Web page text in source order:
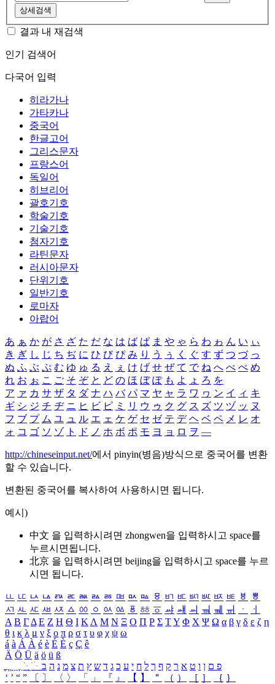
상세검색
결과 내 재검색
인기 검색어
다국어 입력
히라가나
가타카나
중국어
한글고어
그리스문자
프랑스어
독일어
히브리어
괄호기호
학술기호
기술기호
첨자기호
라틴문자
러시아문자
단위기호
일반기호
로마자
아랍어
あ ぁ か が さ ざ た だ な は ば ぱ ま や ゃ ら わ ゎ ん い ぃ
き ぎ し じ ち ぢ に ひ び ぴ み り う ぅ く ぐ す ず つ づ っ
ぬ ふ ぶ ぷ む ゆ ゅ る え ぇ け げ せ ぜ て で ね へ べ ぺ め
れ お ぉ こ ご そ ぞ と ど の ほ ぼ ぽ も よ ょ ろ を
ア ァ カ サ ザ タ ダ ナ ハ バ パ マ ヤ ャ ラ ワ ヮ ン イ ィ キ
ギ シ ジ チ ヂ ニ ヒ ビ ピ ミ リ ウ ゥ ク グ ス ズ ツ ヅ ッ ヌ
フ ブ プ ム ユ ュ ル エ ェ ケ ゲ セ ゼ テ デ ヘ ベ ペ メ レ オ
ォ コ ゴ ソ ゾ ト ド ノ ホ ボ ポ モ ヨ ョ ロ ヲ ―
http://chineseinput.net/에서 pinyin(병음)방식으로 중국어를 변환
할 수 있습니다.
변환된 중국어를 복사하여 사용하시면 됩니다.
예시)
中文 을 입력하시려면 zhongwen을 입력하시고 space를
누르시면됩니다.
北京 을 입력하시려면 beijing을 입력하시고 space를 누르
시면 됩니다.
ㅥ ㅦ ㅧ ㅨ ㅩ ㅪ ㅫ ㅬ ㅭ ㅮ ㅯ ㅰ ㅱ ㅲ ㅳ ㅴ ㅵ ㅶ ㅷ ㅸ
ㅹ
ㅺ ㅻ ㅼ ㅽ ㅾ ㅿ ㆀ ㆁ ㆂ ㆃ ㆄ ㆅ ㆆ ㆇ ㆈ ㆉ ㆊ ㆋ ㆌ ㆍ
ㆎ
Α Β ΓΔ Ε Ζ Η Θ Ι ΚΛ Μ Ν Ξ Ο Π Ρ Σ ΤΥ Φ Χ Ψ Ω α β γ δ ε ζ η
θ ι κ λ μ ν ξ ο π ρ σ τ υ φ χ ψ ω
á à Á À é è É È ç Ç ê
Ä Ö Ü ä ö ü ß
ִֶֹ ֻּ ׁׂ פ ם ן ו ט א ר ק ף ך ל ח י ע כ ג ד ש ץ ת צ מ נ ה ב
‘ ’ “ ” 〔 〕 〈 〉 「 」 『 』 【 】 ＂ （ ） ［ ］ ｛ ｝